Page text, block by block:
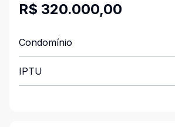
R$ 320.000,00
Condomínio
IPTU